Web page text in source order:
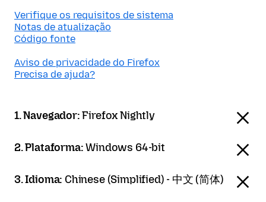
Verifique os requisitos de sistema
Notas de atualização
Código fonte
Aviso de privacidade do Firefox
Precisa de ajuda?
1. Navegador:Firefox Nightly
2. Plataforma:Windows 64-bit
3. Idioma: Chinese (Simplified) - 中文 (简体)